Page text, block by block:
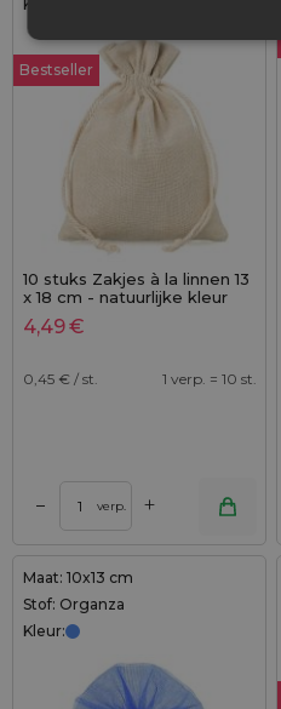
Kleur:
Bestseller
10 stuks Zakjes à la linnen 13
x 18 cm - natuurlijke kleur
4,49€
0,45 € / st. 1 verp. = 10 st.
– verp. +
Maat: 10x13 cm
Stof: Organza
Kleur: